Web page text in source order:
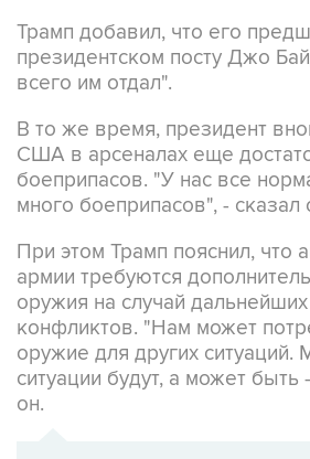
Трамп добавил, что его
президентском посту Джо
всего им отдал".
В то же время, президент
США в арсеналах еще
боеприпасов. "У нас все
много боеприпасов", - сказал
При этом Трамп пояснил, что
армии требуются
оружия на случай
конфликтов. "Нам может
оружие для других ситуаций.
ситуации будут, а может быть
он.